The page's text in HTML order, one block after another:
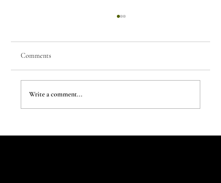
The Evergreen Sindroms by Hej Studio
Comments
Write a comment...